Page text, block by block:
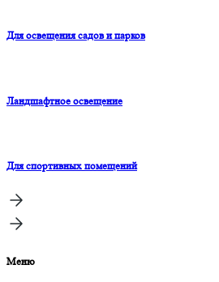
Для освещения садов и парков
Ландшафтное освещение
Для спортивных помещений
Меню